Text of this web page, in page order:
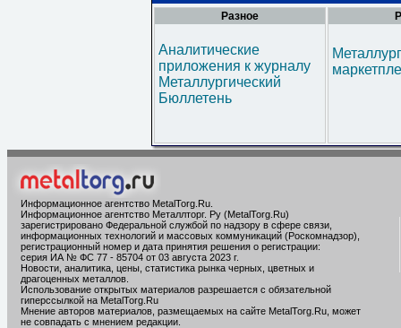
Разное
Аналитические
приложения к журналу
Металлургический
Бюллетень
Информационное агентство MetalTorg.Ru
Информационное агентство Металлторг. Ру (MetalTorg.Ru)
зарегистрировано Федеральной службой по надзору в сфере связи,
информационных технологий и массовых коммуникаций (Роскомнадзор),
регистрационный номер и дата принятия решения о регистрации:
серия ИА № ФС 77 - 85704 от 03 августа 2023 г.
Новости, аналитика, цены, статистика рынка черных, цветных и
драгоценных металлов.
Использование открытых материалов разрешается с обязательной
гиперссылкой на MetalTorg.Ru
Мнение авторов материалов, размещаемых на сайте MetalTorg.Ru, может
не совпадать с мнением редакции.